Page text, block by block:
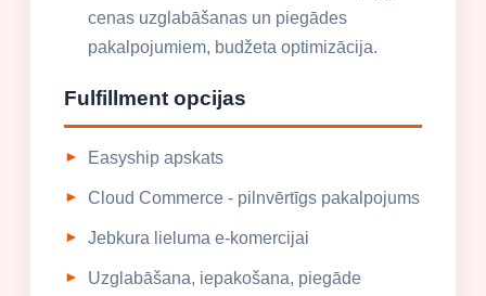
cenas uzglabāšanas un piegādes
pakalpojumiem, budžeta optimizācija.
Fulfillment opcijas
Easyship apskats
Cloud Commerce - pilnvērtīgs pakalpojums
Jebkura lieluma e-komercijai
Uzglabāšana, iepakošana, piegāde